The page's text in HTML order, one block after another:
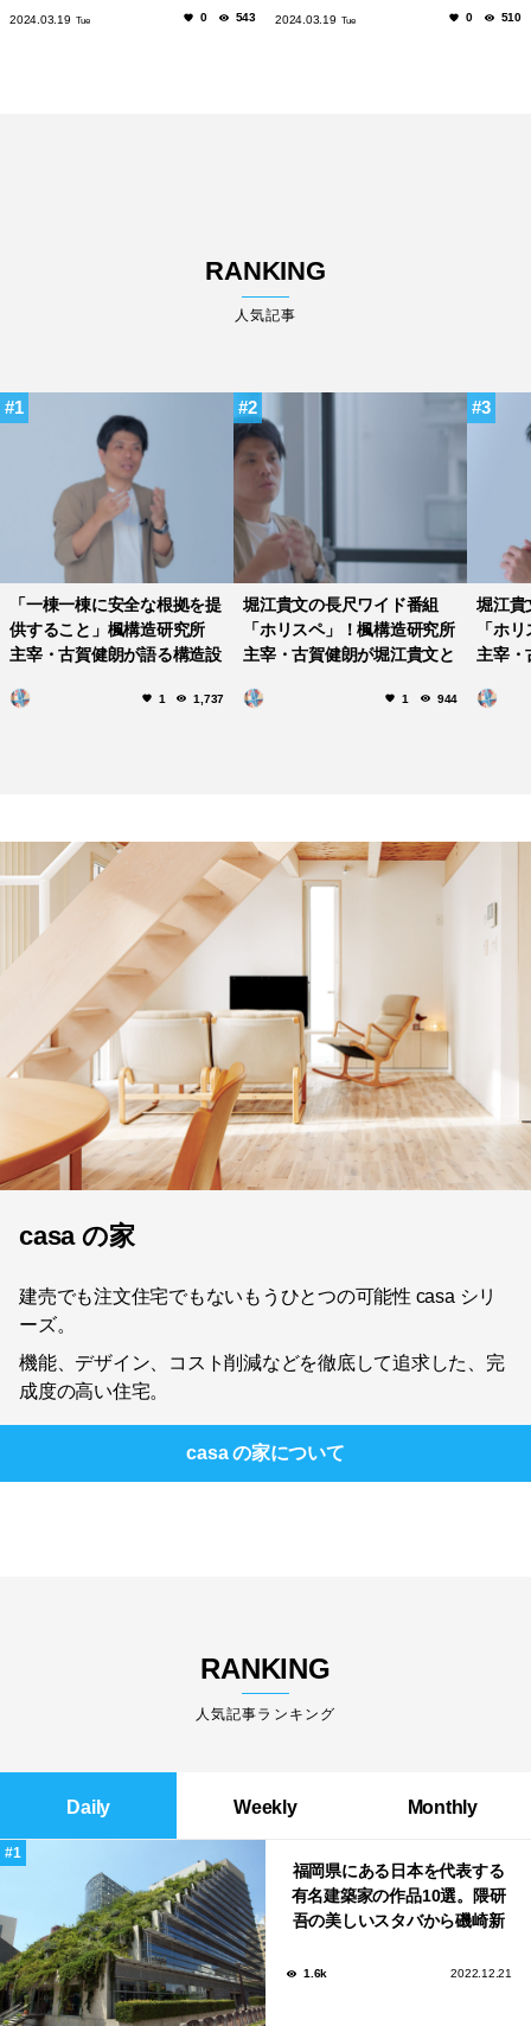
2024.03.19 Tue 0 543 2024.03.19 Tue 0 510
RANKING
人気記事
1
「一棟一棟に安全な根拠を提
供すること」楓構造研究所
主宰・古賀健朗が語る構造設
1 1,737
2
堀江貴文の長尺ワイド番組
「ホリスペ」！楓構造研究所
主宰・古賀健朗が堀江貴文と
1 944
3
堀江貴
「ホ
主宰・
casa の家
建売でも注文住宅でもないもうひとつの可能性 casa シリ
ーズ。
機能、デザイン、コスト削減などを徹底して追求した、完
成度の高い住宅。
casa の家について
RANKING
人気記事ランキング
Daily Weekly Monthly
福岡県にある日本を代表する
有名建築家の作品10選。隈研
吾の美しいスタバから磯崎新
1.6k 2022.12.21